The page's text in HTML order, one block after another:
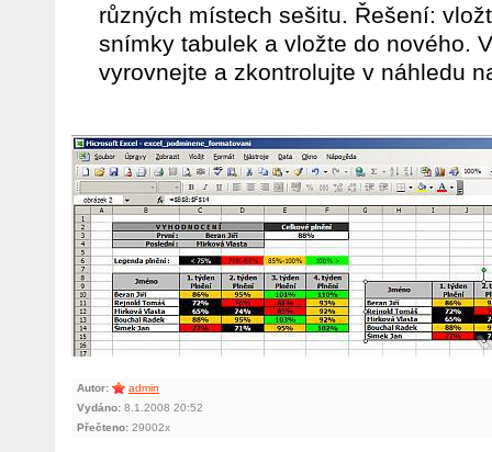
různých místech sešitu. Řešení:
snímky tabulek a vložte do nového.
vyrovnejte a zkontrolujte v náhledu
Autor:
admin
Vydáno: 8.1.2008 20:52
Přečteno: 29002x